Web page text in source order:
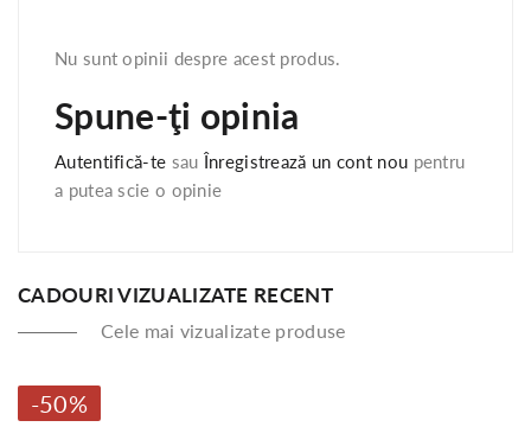
Nu sunt opinii despre acest produs.
Spune-ţi opinia
Autentifică-te sau Înregistrează un cont nou pentru
a putea scie o opinie
CADOURI VIZUALIZATE RECENT
Cele mai vizualizate produse
-50%